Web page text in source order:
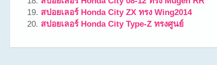
สปอยเลอร์ Honda City ZX ทรง Wing2014
สปอยเลอร์ Honda City Type-Z ทรงศูนย์